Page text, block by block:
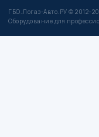
ГБО.Логаз-Авто.РУ ©
Оборудование для